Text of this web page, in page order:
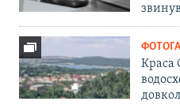
Краса